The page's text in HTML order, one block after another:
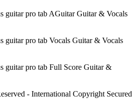
- International Copyright Secured